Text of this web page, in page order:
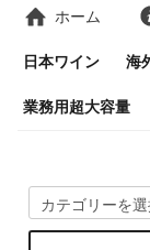
ホーム
日本ワイン 海
業務用超大容量